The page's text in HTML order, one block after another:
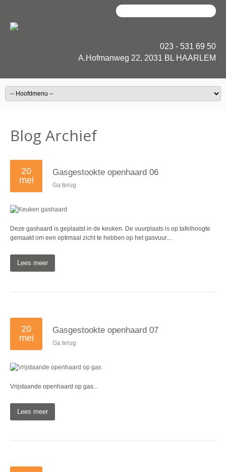
023 - 531 69 50
A.Hofmanweg 22, 2031 BL HAARLEM
Blog Archief
Gasgestookte openhaard 06
20
mei
Ga terug
Deze gashaard is geplaatst in de keuken. De vuurplaats is op tafelhoogte
gemaakt om een optimaal zicht te hebben op het gasvuur....
Lees meer
Gasgestookte openhaard 07
20
mei
Ga terug
Vrijstaande openhaard op gas...
Lees meer